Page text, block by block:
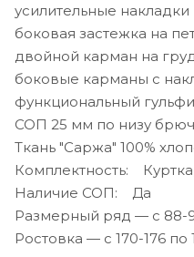
усилительные
боковая застежка на
двойной карман на
боковые карманы с
функциональный
СОП 25 мм по низу
Ткань "Саржа" 100%
Комплектность:
Наличие СОП: Да
Размерный ряд — с 88-
Ростовка — с 170-176 по